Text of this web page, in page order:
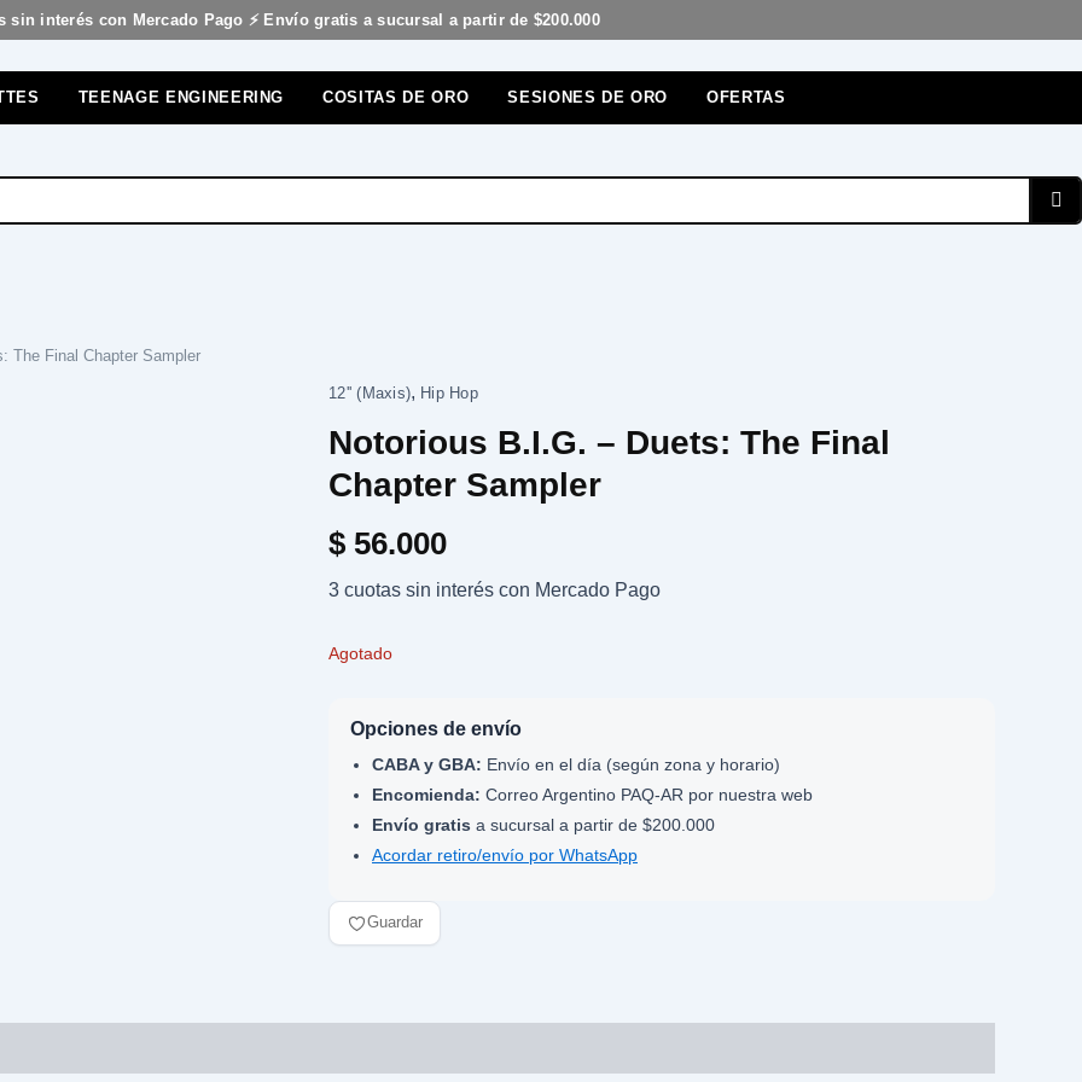
sin interés con Mercado Pago ⚡ Envío gratis a sucursal a partir de $200.000
TEENAGE ENGINEERING COSITAS DE ORO SESIONES DE ORO OFERTAS
The Final Chapter Sampler
12'' (Maxis), Hip Hop
Notorious B.I.G. – Duets: The Final
Chapter Sampler
$ 56.000
3 cuotas sin interés con Mercado Pago
Agotado
Opciones de envío
CABA y GBA: Envío en el día (según zona y horario)
Encomienda: Correo Argentino PAQ-AR por nuestra web
Envío gratis a sucursal a partir de $200.000
Acordar retiro/envío por WhatsApp
Guardar